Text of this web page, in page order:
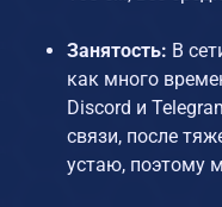
Занятость: В
как много
Discord и
связи, после
устаю, поэтому